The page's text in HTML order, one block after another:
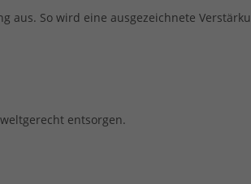
So wird eine ausgezeichnete
entsorgen.